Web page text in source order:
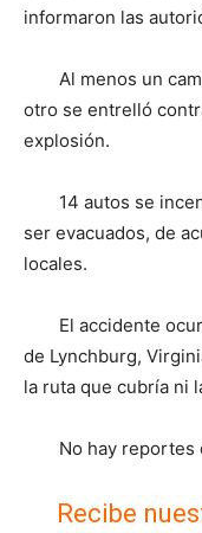
informaron las
Al menos un
otro se entrelló
explosión.
14 autos se
ser evacuados, de
locales.
El accidente
de Lynchburg,
la ruta que cubría ni
No hay reportes
Recibe